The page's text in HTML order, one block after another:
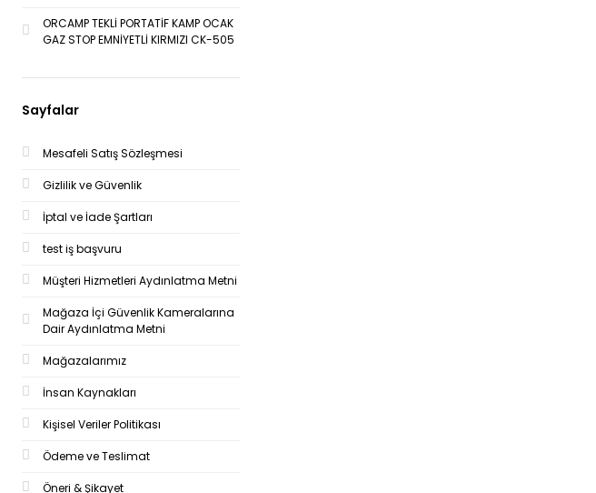
ORCAMP TEKLİ PORTATİF KAMP OCAK
GAZ STOP EMNİYETLİ KIRMIZI CK-505
Sayfalar
Mesafeli Satış Sözleşmesi
Gizlilik ve Güvenlik
İptal ve İade Şartları
test iş başvuru
Müşteri Hizmetleri Aydınlatma Metni
Mağaza İçi Güvenlik Kameralarına
Dair Aydınlatma Metni
Mağazalarımız
İnsan Kaynakları
Kişisel Veriler Politikası
Ödeme ve Teslimat
Öneri & Şikayet